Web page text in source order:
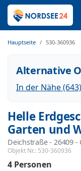
Hauptseite 530-360936
Alternative
In der Nähe (643)
Helle
Garten und
Deichstraße - 26409 -
Objekt Nr.: 530-360936
4 Personen